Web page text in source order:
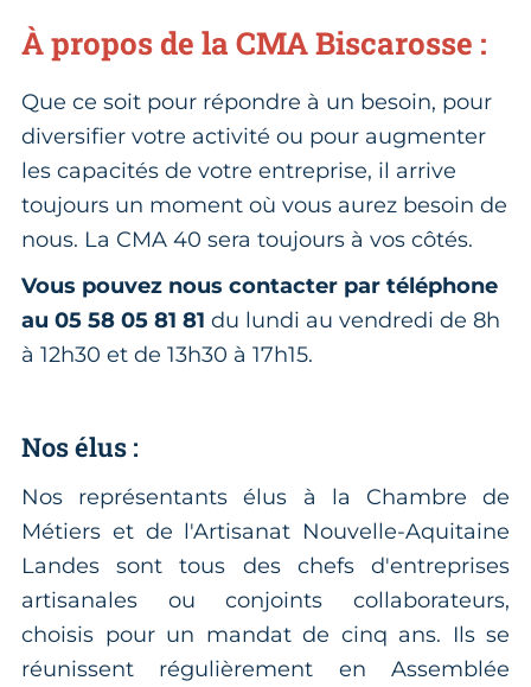
À propos de la CMA Biscarosse :
Que ce soit pour répondre à un besoin, pour
diversifier votre activité ou pour augmenter
les capacités de votre entreprise, il arrive
toujours un moment où vous aurez besoin de
nous. La CMA 40 sera toujours à vos côtés.
Vous pouvez nous contacter par téléphone
au 05 58 05 81 81 du lundi au vendredi de 8h
à 12h30 et de 13h30 à 17h15.
Nos élus :
Nos représentants élus à la Chambre de
Métiers et de l'Artisanat Nouvelle-Aquitaine
Landes sont tous des chefs d'entreprises
artisanales ou conjoints collaborateurs,
choisis pour un mandat de cinq ans. Ils se
réunissent régulièrement en Assemblée